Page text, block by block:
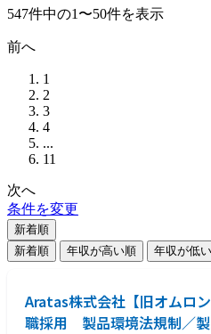
547件中の1〜50件を表示
前へ
1
2
3
4
...
11
次へ
条件を変更
新着順
新着順
年収が高い順 年収が低
Aratas株式会社【旧オムロ
職採用 製品環境法規制／